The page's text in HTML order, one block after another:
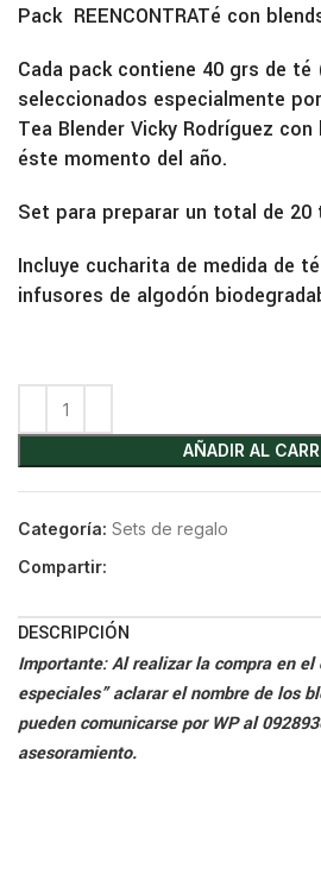
Pack REENCONTRATé con
Cada pack contiene 40 grs de té
seleccionados especialmente
Tea Blender Vicky Rodríguez
éste momento del año.
Set para preparar un total de 20
Incluye cucharita de medida de
infusores de algodón
AÑADIR AL
Categoría: Sets de regalo
Compartir:
DESCRIPCIÓN
Importante: Al realizar la compra en el
especiales” aclarar el nombre de los
pueden comunicarse por WP al
asesoramiento.